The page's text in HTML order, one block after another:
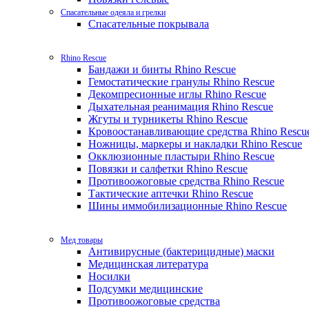
Спасательные одеяла и грелки
Спасательные покрывала
Rhino Rescue
Бандажи и бинты Rhino Rescue
Гемостатические гранулы Rhino Rescue
Декомпресионные иглы Rhino Rescue
Дыхательная реанимация Rhino Rescue
Жгуты и турникеты Rhino Rescue
Кровоостанавливающие средства Rhino
Ножницы, маркеры и накладки Rhino Rescue
Окклюзионные пластыри Rhino Rescue
Повязки и салфетки Rhino Rescue
Противоожоговые средства Rhino Rescue
Тактические аптечки Rhino Rescue
Шины иммобилизационные Rhino Rescue
Мед товары
Антивирусные (бактерицидные) маски
Медицинская литература
Носилки
Подсумки медицинские
Противоожоговые средства